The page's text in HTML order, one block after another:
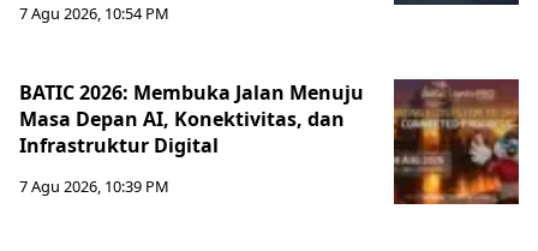
7 Agu 2026, 10:54 PM
BATIC 2026: Membuka Jalan Menuju
Masa Depan AI, Konektivitas, dan
Infrastruktur Digital
7 Agu 2026, 10:39 PM